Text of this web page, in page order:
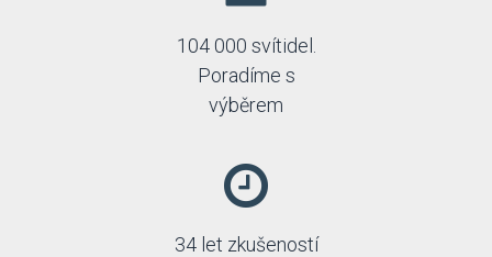
104 000 svítidel.
Poradíme s
výběrem
34 let zkušeností